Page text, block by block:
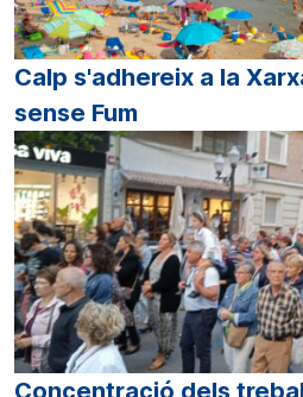
Calp s'adhereix a la
sense Fum
Concentració dels